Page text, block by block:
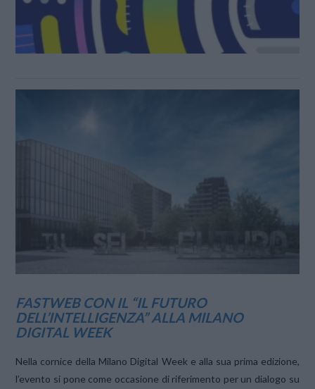
FASTWEB CON IL “IL FUTURO
DELL’INTELLIGENZA” ALLA MILANO
DIGITAL WEEK
Nella cornice della Milano Digital Week e alla sua prima edizione,
l’evento si pone come occasione di riferimento per un dialogo su